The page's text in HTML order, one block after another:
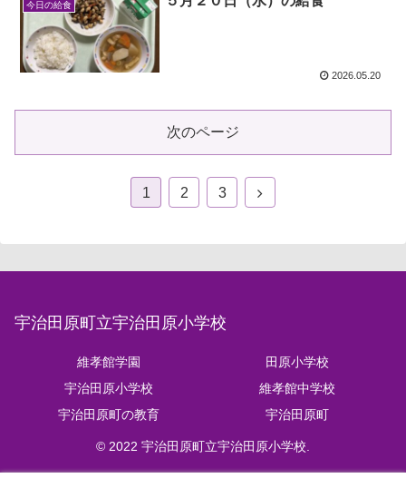
今日の給食
2026.05.20
次のページ
1 2 3
宇治田原町立宇治田原小学校
維孝館学園
田原小学校
宇治田原小学校
維孝館中学校
宇治田原町の教育
宇治田原町
© 2022 宇治田原町立宇治田原小学校.